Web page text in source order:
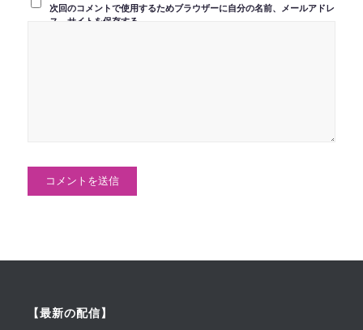
次回のコメントで使用するためブラウザーに自分の名前、メールアドレ
ス、サイトを保存する。
【最新の配信】